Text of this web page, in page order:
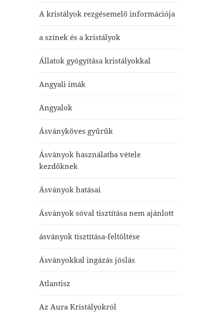
A kristályok rezgésemelő információja
a színek és a kristályok
Állatok gyógyítása kristályokkal
Angyali imák
Angyalok
Ásványköves gyűrűk
Ásványok használatba vétele
kezdőknek
Ásványok hatásai
Ásványok sóval tisztítása nem ajánlott
ásványok tisztítása-feltöltése
Ásványokkal ingázás jóslás
Atlantisz
Az Aura Kristályokról